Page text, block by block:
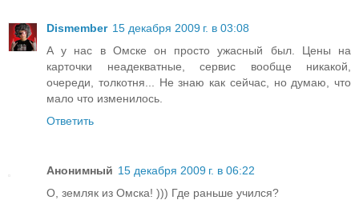
Dismember 15 декабря 2009 г. в 03:08
А у нас в Омске он просто ужасный был. Цены на
карточки неадекватные, сервис вообще никакой,
очереди, толкотня... Не знаю как сейчас, но думаю, что
мало что изменилось.
Ответить
Анонимный 15 декабря 2009 г. в 06:22
О, земляк из Омска! ))) Где раньше учился?